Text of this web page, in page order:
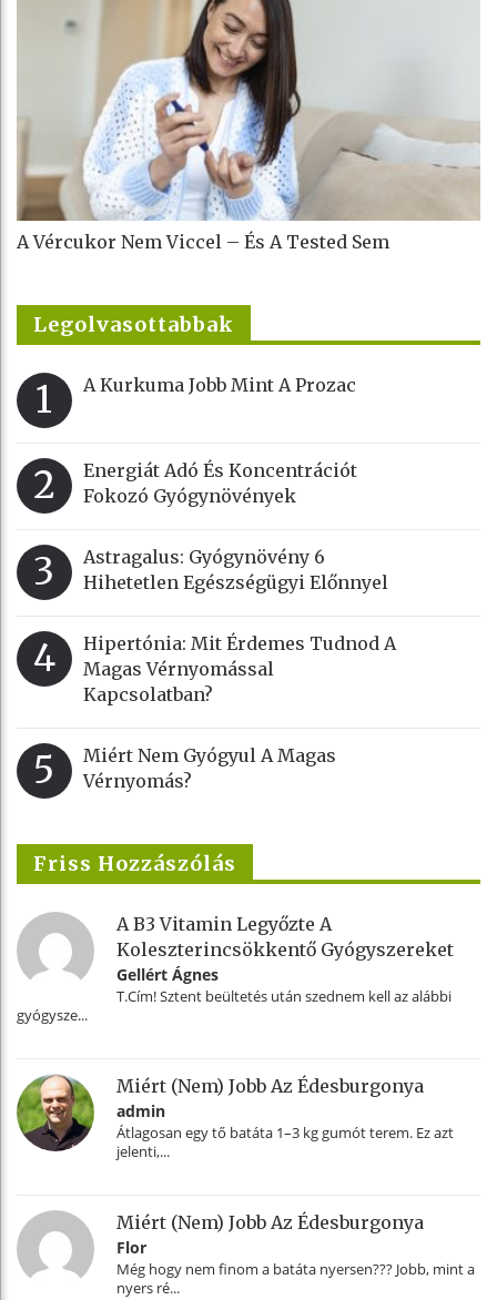
A Vércukor Nem Viccel – És A Tested Sem
Legolvasottabbak
1 A Kurkuma Jobb Mint A Prozac
2
Energiát Adó És Koncentrációt
Fokozó Gyógynövények
3
Astragalus: Gyógynövény 6
Hihetetlen Egészségügyi Előnnyel
4
Hipertónia: Mit Érdemes Tudnod A
Magas Vérnyomással
Kapcsolatban?
5
Miért Nem Gyógyul A Magas
Vérnyomás?
Friss Hozzászólás
A B3 Vitamin Legyőzte A
Koleszterincsökkentő Gyógyszereket
Gellért Ágnes
T.Cím! Sztent beültetés után szednem kell az alábbi
gyógysze...
Miért (nem) Jobb Az Édesburgonya
admin
Átlagosan egy tő batáta 1–3 kg gumót terem. Ez azt
jelenti,...
Miért (nem) Jobb Az Édesburgonya
Flor
Még hogy nem finom a batáta nyersen??? Jobb, mint a
nyers ré...